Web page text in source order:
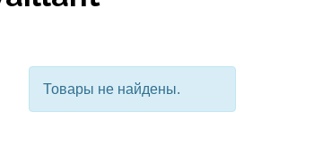
Товары не найдены.